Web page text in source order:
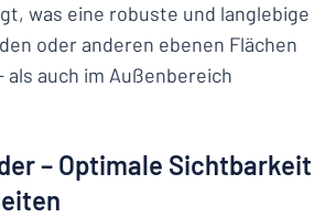
was eine robuste und langlebige
oder anderen ebenen Flächen
als auch im Außenbereich
– Optimale Sichtbarkeit